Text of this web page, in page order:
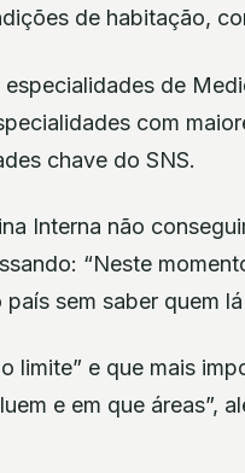
de habitação,
de
com
chave do SNS.
Interna não
“Neste
sem saber quem lá
limite” e que mais
e em que áreas”,